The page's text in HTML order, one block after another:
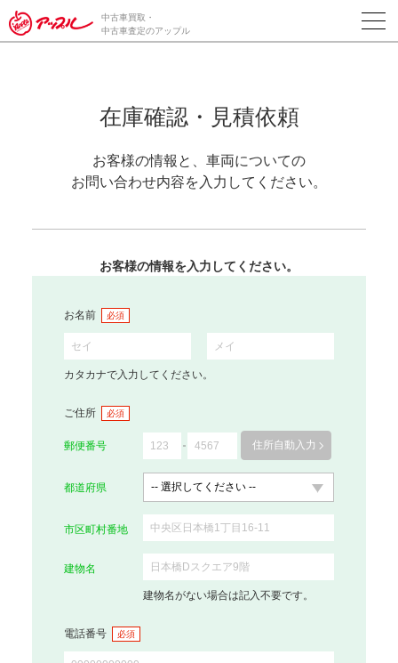
中古車買取・
中古車査定のアップル
在庫確認・見積依頼
お客様の情報と、車両についての
お問い合わせ内容を入力してください。
お客様の情報を入力してください。
お名前 必須
カタカナで入力してください。
ご住所 必須
郵便番号 住所自動入力
都道府県
市区町村番地
建物名
建物名がない場合は記入不要です。
電話番号 必須